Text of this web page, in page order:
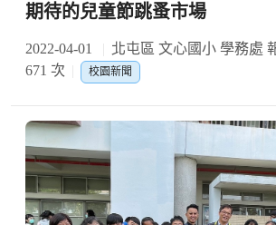
期待的兒童節跳蚤市場
2022-04-01 北屯區 文心國小 學務處
671 次
校園新聞